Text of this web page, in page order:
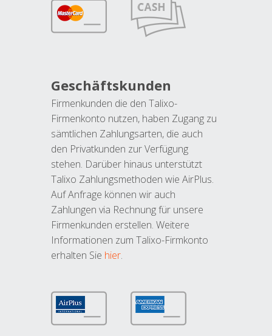
Geschäftskunden
Firmenkunden die den Talixo-
Firmenkonto nutzen, haben Zugang zu
sämtlichen Zahlungsarten, die auch
den Privatkunden zur Verfügung
stehen. Darüber hinaus unterstützt
Talixo Zahlungsmethoden wie AirPlus.
Auf Anfrage können wir auch
Zahlungen via Rechnung für unsere
Firmenkunden erstellen. Weitere
Informationen zum Talixo-Firmkonto
erhalten Sie hier.